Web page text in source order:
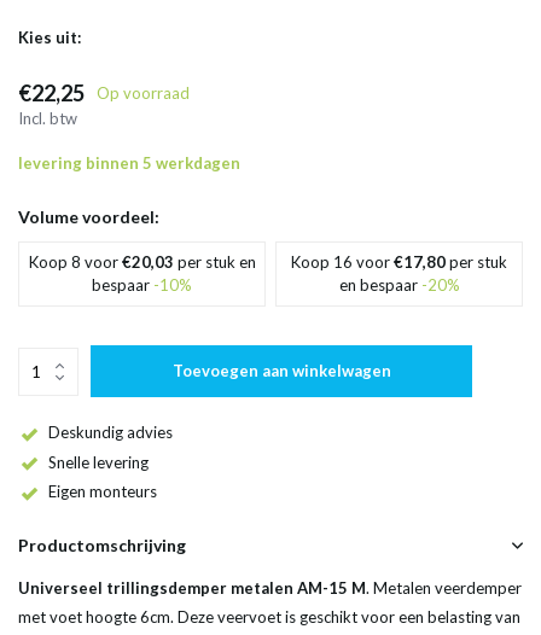
Kies uit:
€22,25
Op voorraad
Incl. btw
levering binnen 5 werkdagen
Volume voordeel:
Koop 8 voor€20,03 per stuk en
bespaar -10%
Koop 16 voor€17,80per stuk
en bespaar -20%
Toevoegen aan winkelwagen
Deskundig advies
Snelle levering
Eigen monteurs
Productomschrijving
Universeel trillingsdemper metalen AM-15 M. Metalen veerdemper
met voet hoogte 6cm. Deze veervoet is geschikt voor een belasting van